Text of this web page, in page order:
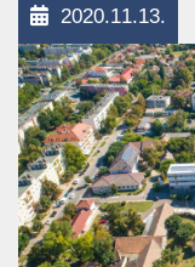
2020.11.13.